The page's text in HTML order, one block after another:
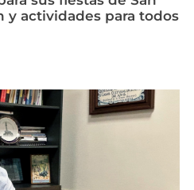
y actividades para todos